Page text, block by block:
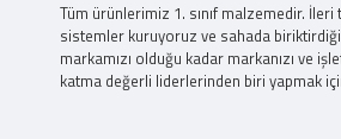
Tüm ürünlerimiz 1. sınıf malzemedir.
sistemler kuruyoruz ve sahada
markamızı olduğu kadar markanızı ve
katma değerli liderlerinden biri yapmak